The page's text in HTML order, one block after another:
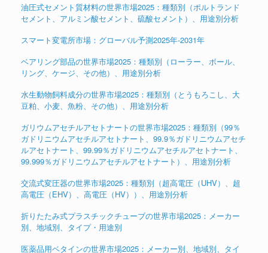
油圧式セメント質材料の世界市場2025：種類別（ポルトランド
セメント、アルミン酸セメント、硫酸セメント）、用途別分析
スマート変電所市場：グローバル予測2025年-2031年
ベアリング部品の世界市場2025：種類別（ローラー、ボール、
リング、ケージ、その他）、用途別分析
水生動物飼料成分の世界市場2025：種類別（とうもろこし、大
豆粕、小麦、魚粉、その他）、用途別分析
ガリウムアセチルアセトナートの世界市場2025：種類別（99％
ガドリニウムアセチルアセトナート、99.9％ガドリニウムアセチ
ルアセトナート、99.99％ガドリニウムアセチルアセトナート、
99.999％ガドリニウムアセチルアセトナート）、用途別分析
交流式変圧器の世界市場2025：種類別（超高電圧（UHV）、超
高電圧（EHV）、高電圧（HV））、用途別分析
折りたたみ式プラスチックチューブの世界市場2025：メーカー
別、地域別、タイプ・用途別
医薬品用ベタインの世界市場2025：メーカー別、地域別、タイ